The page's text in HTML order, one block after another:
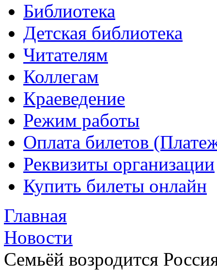
Библиотека
Детская библиотека
Читателям
Коллегам
Краеведение
Режим работы
Оплата билетов
Реквизиты организации
Купить билеты онлайн
Главная
Новости
Семьёй возродится